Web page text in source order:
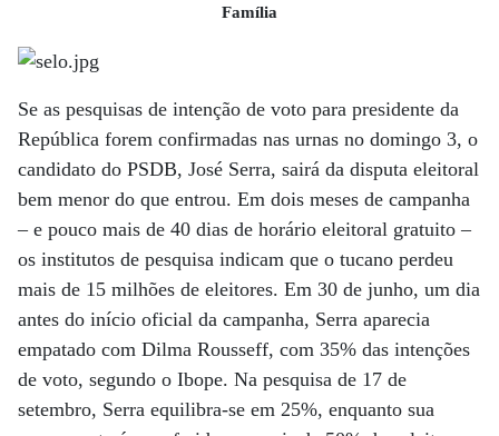
Família
Se as pesquisas de intenção de voto para presidente da
República forem confirmadas nas urnas no domingo 3, o
candidato do PSDB, José Serra, sairá da disputa eleitoral
bem menor do que entrou. Em dois meses de campanha
– e pouco mais de 40 dias de horário eleitoral gratuito –
os institutos de pesquisa indicam que o tucano perdeu
mais de 15 milhões de eleitores. Em 30 de junho, um dia
antes do início oficial da campanha, Serra aparecia
empatado com Dilma Rousseff, com 35% das intenções
de voto, segundo o Ibope. Na pesquisa de 17 de
setembro, Serra equilibra-se em 25%, enquanto sua